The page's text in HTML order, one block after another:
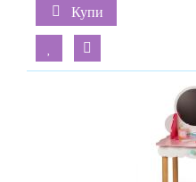
Купи